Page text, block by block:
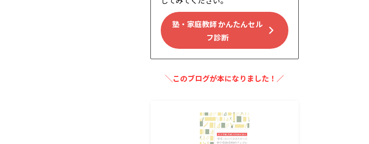
塾・家庭教師 かんたんセル
フ診断
╲このブログが本になりました！／